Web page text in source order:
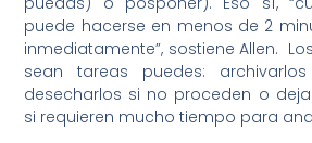
puede hacerse en menos de 2
inmediatamente”, sostiene Allen.
sean tareas puedes:
desecharlos si no proceden o
si requieren mucho tiempo para